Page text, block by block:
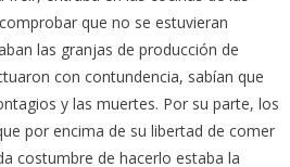
que no se estuvieran
las granjas de producción de
con contundencia, sabían que
y las muertes. Por su parte, los
por encima de su libertad de comer
costumbre de hacerlo estaba la